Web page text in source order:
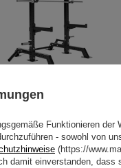
Rack MFT-RIG-10 -
897,00 €Funktionieren
- sowohl von
(https://
damit einverstanden,